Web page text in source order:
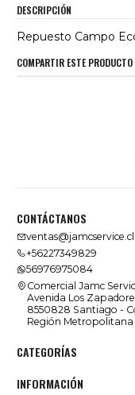
DESCRIPCIÓN
Repuesto Campo
COMPARTIR ESTE PRODUCTO
CONTÁCTANOS
ventas@jamcservice.cl
+56227349829
56976975084
Comercial Jamc
Avenida Los
8550828 Santiago -
Región Metropolitana
CATEGORÍAS
INFORMACIÓN